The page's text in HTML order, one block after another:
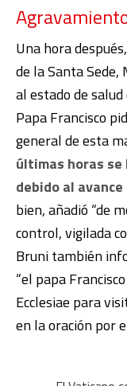
Una hora
de la Santa
al estado de
Papa Francisco
general de esta
últimas horas
debido al
bien, añadió “de
control, vigilada
Bruni también
“el papa
Ecclesiae para
en la oración por